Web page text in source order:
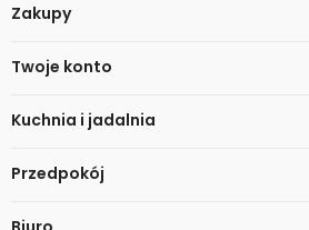
Zakupy
Twoje konto
Kuchnia i jadalnia
Przedpokój